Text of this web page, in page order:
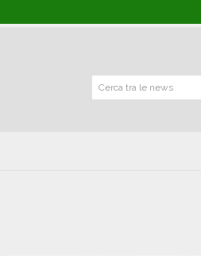
Cerca tra le news